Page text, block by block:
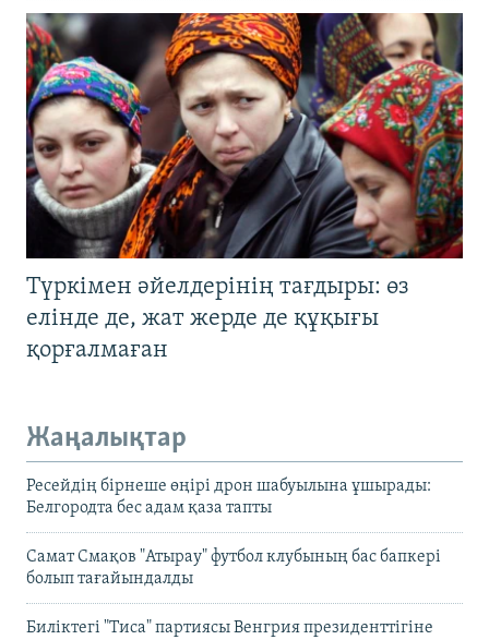
Түркімен әйелдерінің тағдыры: өз
елінде де, жат жерде де құқығы
қорғалмаған
Жаңалықтар
Ресейдің бірнеше өңірі дрон шабуылына ұшырады:
Белгородта бес адам қаза тапты
Самат Смақов "Атырау" футбол клубының бас бапкері
болып тағайындалды
Биліктегі "Тиса" партиясы Венгрия президенттігіне